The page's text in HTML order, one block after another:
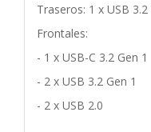
Traseros: 1 x USB
Frontales:
- 1 x USB-C 3.2 Gen 1
- 2 x USB 3.2 Gen 1
- 2 x USB 2.0